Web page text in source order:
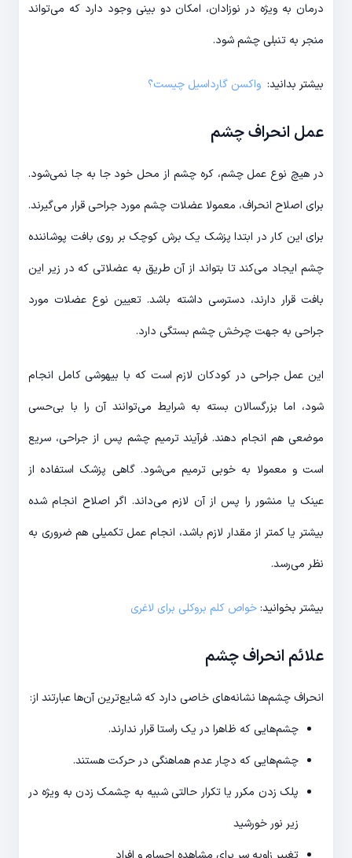
درمان به ویژه در نوزادان، امکان دو بینی وجود دارد که می‌تواند
منجر به تنبلی چشم شود.
بیشتر بدانید: واکسن گارداسیل چیست؟
عمل انحراف چشم
در هیچ نوع عمل چشم، کره چشم از محل خود جا به جا نمی‌شود.
برای اصلاح انحراف، معمولا عضلات چشم مورد جراحی قرار می‌گیرند.
برای این کار در ابتدا پزشک یک برش کوچک بر روی بافت پوشاننده
چشم ایجاد می‌کند تا بتواند از آن طریق به عضلاتی که در زیر این
بافت قرار دارند، دسترسی داشته باشد. تعیین نوع عضلات مورد
جراحی به جهت چرخش چشم بستگی دارد.
این عمل جراحی در کودکان لازم است که با بیهوشی کامل انجام
شود، اما بزرگسالان بسته به شرایط می‌توانند آن را با بی‌حسی
موضعی هم انجام دهند. فرآیند ترمیم چشم پس از جراحی، سریع
است و معمولا به خوبی ترمیم می‌شود. گاهی پزشک استفاده از
عینک یا منشور را پس از آن لازم می‌داند. اگر اصلاح انجام شده
بیشتر یا کمتر از مقدار لازم باشد، انجام عمل تکمیلی هم ضروری به
نظر می‌رسد.
بیشتر بخوانید:خواص کلم بروکلی برای لاغری
علائم انحراف چشم
انحراف چشم‌ها نشانه‌های خاصی دارد که شایع‌ترین آن‌ها عبارتند از:
چشم‌هایی که ظاهرا در یک راستا قرار ندارند.
چشم‌هایی که دچار عدم هماهنگی در حرکت هستند.
پلک زدن مکرر یا تکرار حالتی شبیه به چشمک زدن به ویژه در
زیر نور خورشید